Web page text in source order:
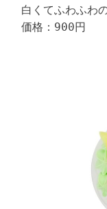
白くてふわふわ
価格：900円